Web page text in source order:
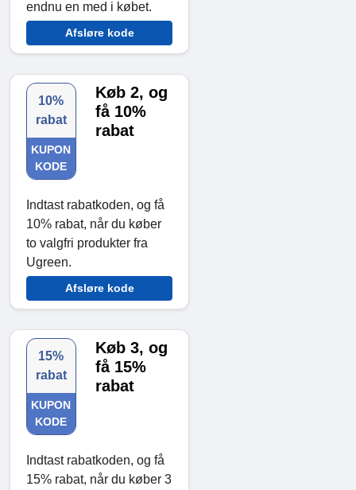
endnu en med i købet.
Afsløre kode
10%
rabat
KUPON
KODE
Køb 2, og
få 10%
rabat
Indtast rabatkoden, og få
10% rabat, når du køber
to valgfri produkter fra
Ugreen.
Afsløre kode
15%
rabat
KUPON
KODE
Køb 3, og
få 15%
rabat
Indtast rabatkoden, og få
15% rabat, når du køber 3